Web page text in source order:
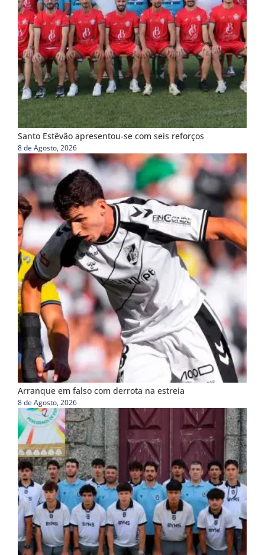
Santo Estêvão apresentou-se com seis reforços
8 de Agosto, 2026
Arranque em falso com derrota na estreia
8 de Agosto, 2026